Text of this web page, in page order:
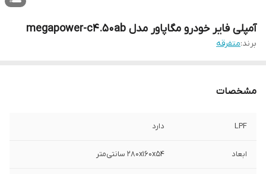
آمپلی فایر خودرو مگاپاور مدل megapower-c4.50ab
برند:متفرقه
مشخصات
LPF دارد
ابعاد 280x160x54 سانتی‌متر